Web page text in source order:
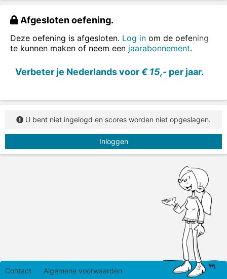
Afgesloten oefening.
Deze oefening is afgesloten. Log in om de oefening
te kunnen maken of neem een jaarabonnement.
Verbeter je Nederlands voor€ 15,- per jaar.
U bent niet ingelogd en scores worden niet opgeslagen.
Inloggen
Contact Algemene voorwaarden